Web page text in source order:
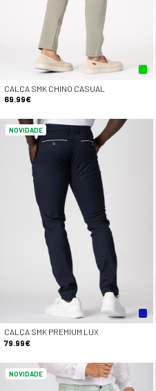
CALÇA SMK CHINO CASUAL
69.99€
NOVIDADE
CALÇA SMK PREMIUM LUX
79.99€
NOVIDADE